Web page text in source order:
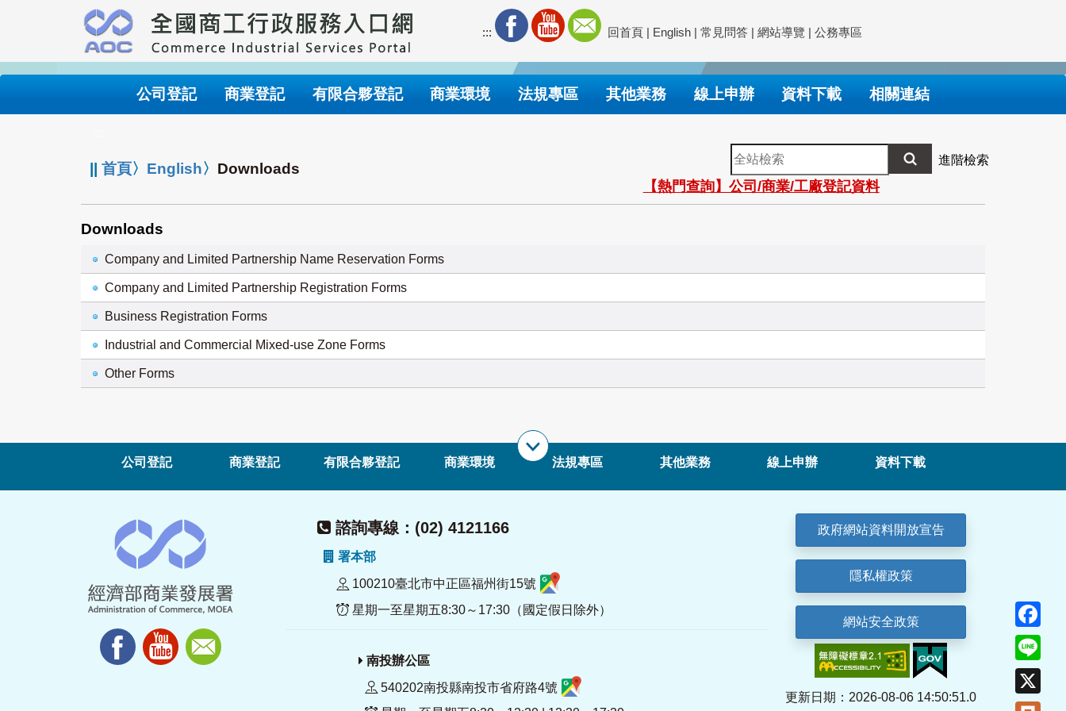
要
內
::: 回首頁 | English | 常見問答 | 網站導覽 | 公務專區
公司登記 商業登記 有限合夥登記 商業環境 法規專區 其他業務 線上申辦 資料下載 相關連結
||首頁〉 English〉 Downloads
全
站
檢
索
進階檢索
【熱門查詢】公司/商業/工廠登記資料
Downloads
Company and Limited Partnership Name Reservation Forms
Company and Limited Partnership Registration Forms
Business Registration Forms
Industrial and Commercial Mixed-use Zone Forms
Other Forms
公司登記 商業登記 有限合夥登記 商業環境 法規專區 其他業務 線上申辦 資料下載
諮詢專線：(02) 4121166
署本部
100210臺北市中正區福州街15號
星期一至星期五8:30～17:30（國定假日除外）
南投辦公區
540202南投縣南投市省府路4號
政府網站資料開放宣告
隱私權政策
網站安全政策
更新日期：2026-08-06 14:50:51.0